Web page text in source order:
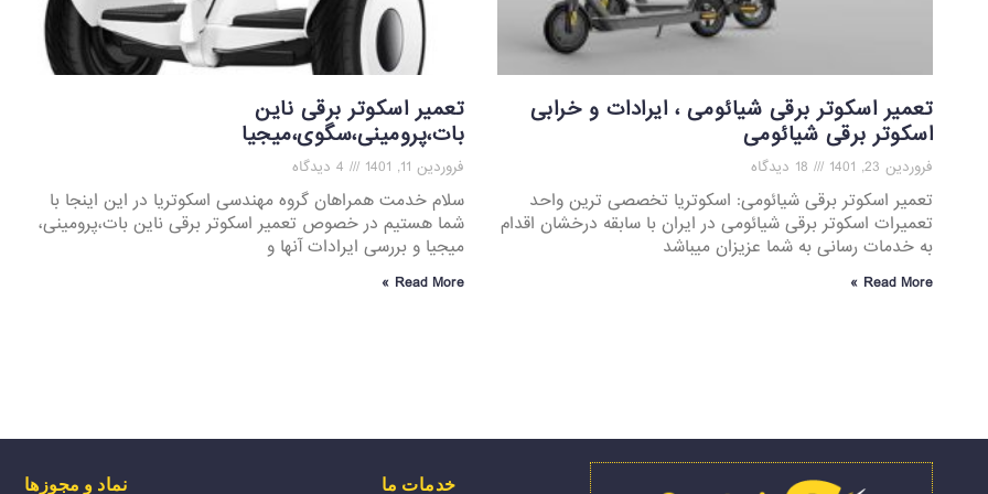
تعمیر اسکوتر برقی شیائومی ، ایرادات و خرابی
اسکوتر برقی شیائومی
فروردین 23, 1401
تعمیر اسکوتر برقی شیائومی: اسکوتریا تخصصی ترین واحد
تعمیرات اسکوتر برقی شیائومی در ایران با سابقه درخشان اقدام
به خدمات رسانی به شما عزیزان میباشد
Read More »
تعمیر اسکوتر برقی ناین
بات،پرومینی،سگوی،میجیا
فروردین 11, 1401 4 دیدگاه
سلام خدمت همراهان گروه مهندسی اسکوتریا در این اینجا با
شما هستیم در خصوص تعمیر اسکوتر برقی ناین بات،پرومینی،
میجیا و بررسی ایرادات آنها و
Read More »
خدمات ما نماد و مجوزها